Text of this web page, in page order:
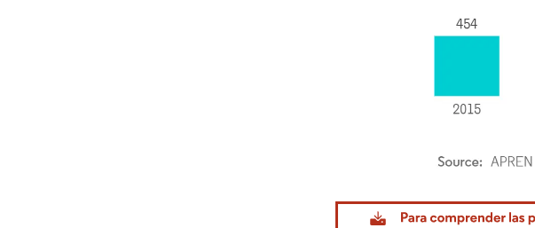
Imagen © Mordor Intelligence. El uso